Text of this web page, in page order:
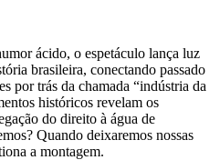
ácido, o espetáculo lança luz
brasileira, conectando passado
por trás da chamada “indústria da
históricos revelam os
do direito à água de
Quando deixaremos nossas
a montagem.